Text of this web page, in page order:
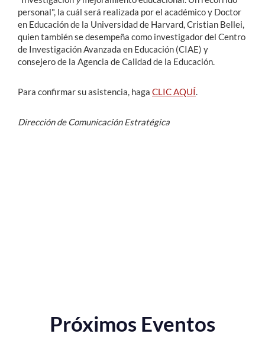
personal", la cuál será realizada por el académico y Doctor
en Educación de la Universidad de Harvard, Cristian Bellei,
quien también se desempeña como investigador del Centro
de Investigación Avanzada en Educación (CIAE) y
consejero de la Agencia de Calidad de la Educación.
Para confirmar su asistencia, haga CLIC AQUÍ.
Dirección de Comunicación Estratégica
Próximos Eventos